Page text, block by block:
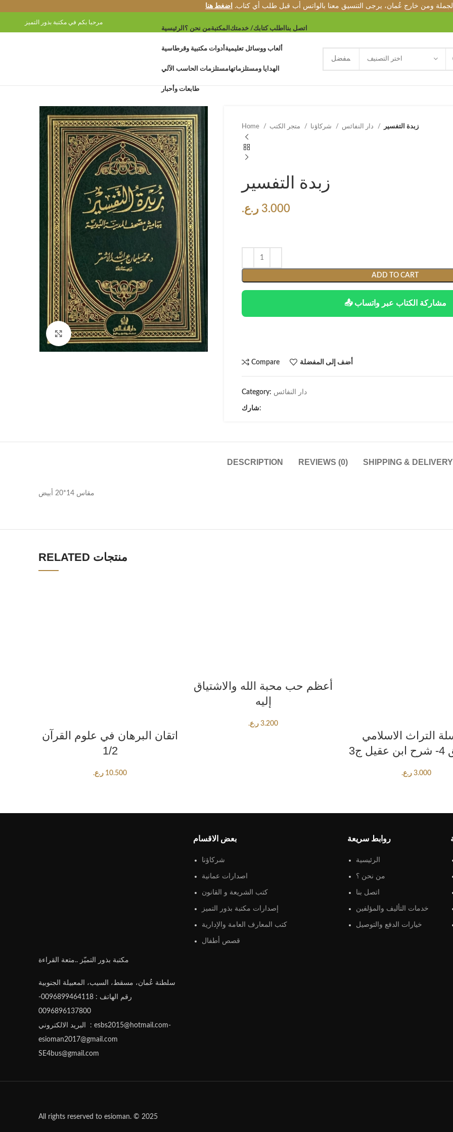
الجملة ومن خارج عُمان، يرجى التنسيق معنا بالواتس أب قبل طلب أي كتاب. اضغط هنا
مرحبا بكم في مكتبة بذور التميز
الرئيسية من نحن ؟المكتبة اطلب كتابك/ خدمتك اتصل بنا
أدوات مكتبية وقرطاسية ألعاب ووسائل تعليمية
مستلزمات الحاسب الآليالهدايا ومستلزماتها
طابعات وأحبار
اختر التصنيف
Click to enlarge
Home زبدة التفسير
زبدة التفسير
3.000 ر.ع.
ADD TO CART
📤 مشاركة الكتاب عبر واتساب
Compare أضف إلى المفضلة
Category: دار النفائس
شارك:
DESCRIPTION REVIEWS (0) SHIPPING & DELIVERY
مقاس 14*20 أبيض
RELATED منتجات
اتقان البرهان في علوم القرآن
1/2
10.500 ر.ع.
أعظم حب محبة الله والاشتياق
إليه
3.200 ر.ع.
التراث الاسلامي
3.000 ر.ع.
مكتبة بذور التميّز ..متعة القراءة
سلطنة عُمان، مسقط، السيب، المعبيلة الجنوبية
رقم الهاتف : 0096899464118-
0096896137800
البريد الالكتروني : esbs2015@hotmail.com-
esioman2017@gmail.com
SE4bus@gmail.com
بعض الاقسام
شركاؤنا
اصدارات عمانية
كتب الشريعة و القانون
إصدارات مكتبة بذور التميز
كتب المعارف العامة والإدارية
قصص أطفال
روابط سريعة
الرئيسية
من نحن ؟
اتصل بنا
خدمات التأليف والمؤلفين
خيارات الدفع والتوصيل
All rights reserved to esioman. © 2025